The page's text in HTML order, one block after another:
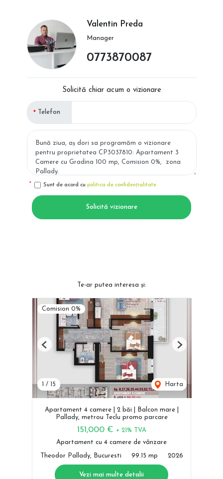
Valentin Preda
Manager
0773870087
Solicită chiar acum o vizionare
Telefon
Sunt de acord cu politica de confidențialitate
Solicită vizionare
Te-ar putea interesa și:
Comision 0%
/ 15 Harta
Previous Next
Apartament 4 camere | 2 băi | Balcon mare |
Pallady, metrou Teclu promo parcare
151,000 € + 21% TVA
Apartament cu 4 camere de vânzare
Theodor Pallady, Bucuresti 99.15 mp 2026
Vezi mai multe detalii